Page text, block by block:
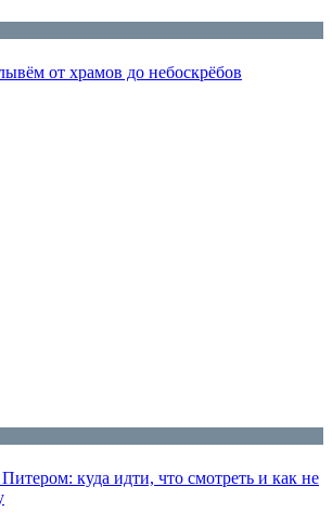
от храмов до небоскрёбов
куда идти, что смотреть и как не